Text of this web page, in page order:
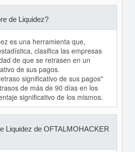
de Liquidez?
es una herramienta que,
clasifica las empresas
de que se retrasen en un
de sus pagos.
significativo de sus pagos"
de más de 90 días en los
significativo de los mismos.
Liquidez de OFTALMOHACKER